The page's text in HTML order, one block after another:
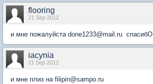
flooring
21 Sep 2012
и мне пожалуйста done1233@mail.ru спасибО
iacynia
21 Sep 2012
и мне плиз на filipin@sampo.ru